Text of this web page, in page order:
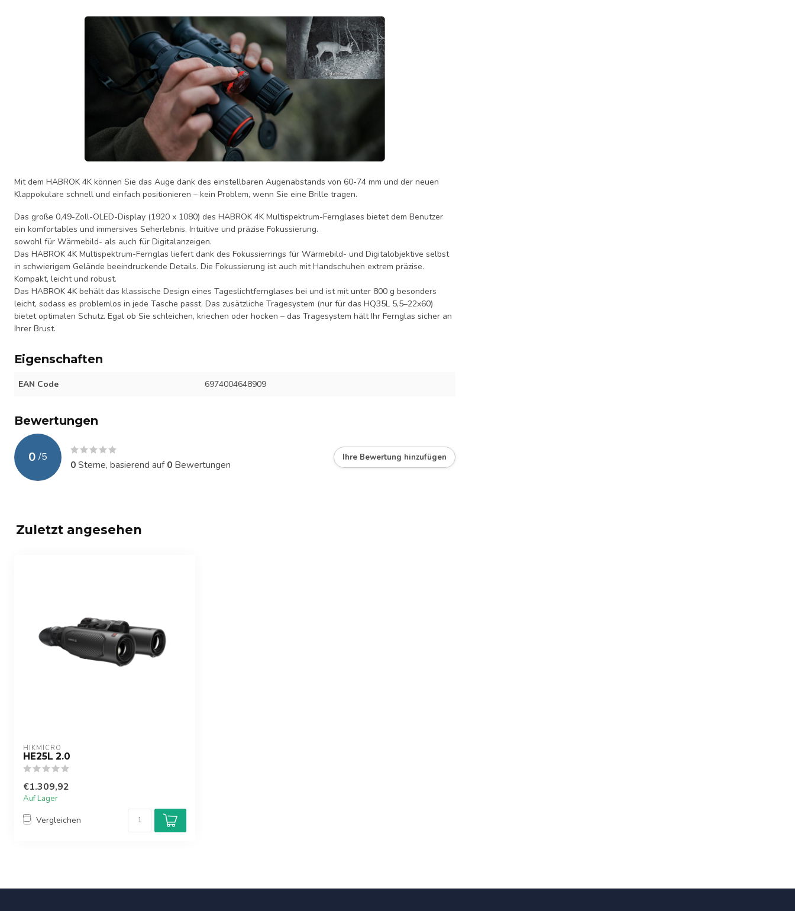
Mit dem HABROK 4K können Sie das Auge dank des einstellbaren Augenabstands von 60-74 mm und der neuen
Klappokulare schnell und einfach positionieren – kein Problem, wenn Sie eine Brille tragen.
Das große 0,49-Zoll-OLED-Display (1920 x 1080) des HABROK 4K Multispektrum-Fernglases bietet dem Benutzer
ein komfortables und immersives Seherlebnis. Intuitive und präzise Fokussierung.
sowohl für Wärmebild- als auch für Digitalanzeigen.
Das HABROK 4K Multispektrum-Fernglas liefert dank des Fokussierrings für Wärmebild- und Digitalobjektive selbst
in schwierigem Gelände beeindruckende Details. Die Fokussierung ist auch mit Handschuhen extrem präzise.
Kompakt, leicht und robust.
Das HABROK 4K behält das klassische Design eines Tageslichtfernglases bei und ist mit unter 800 g besonders
leicht, sodass es problemlos in jede Tasche passt. Das zusätzliche Tragesystem (nur für das HQ35L 5,5–22x60)
bietet optimalen Schutz. Egal ob Sie schleichen, kriechen oder hocken – das Tragesystem hält Ihr Fernglas sicher an
Ihrer Brust.
Eigenschaften
EAN Code 6974004648909
Bewertungen
0 /5
0Sterne, basierend auf0 Bewertungen
Ihre Bewertung hinzufügen
Zuletzt angesehen
HIKMICRO
HE25L 2.0
€1.309,92
Auf Lager
Vergleichen